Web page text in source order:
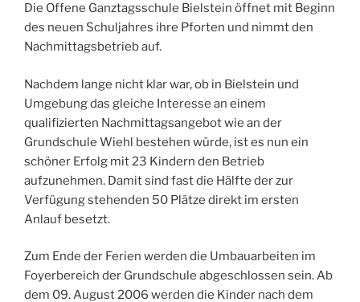
Die Offene Ganztagsschule Bielstein öffnet mit Beginn
des neuen Schuljahres ihre Pforten und nimmt den
Nachmittagsbetrieb auf.
Nachdem lange nicht klar war, ob in Bielstein und
Umgebung das gleiche Interesse an einem
qualifizierten Nachmittagsangebot wie an der
Grundschule Wiehl bestehen würde, ist es nun ein
schöner Erfolg mit 23 Kindern den Betrieb
aufzunehmen. Damit sind fast die Hälfte der zur
Verfügung stehenden 50 Plätze direkt im ersten
Anlauf besetzt.
Zum Ende der Ferien werden die Umbauarbeiten im
Foyerbereich der Grundschule abgeschlossen sein. Ab
dem 09. August 2006 werden die Kinder nach dem